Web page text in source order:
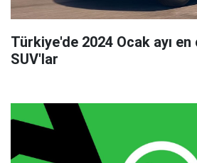
Türkiye'de 2024 Ocak ayı en
SUV'lar